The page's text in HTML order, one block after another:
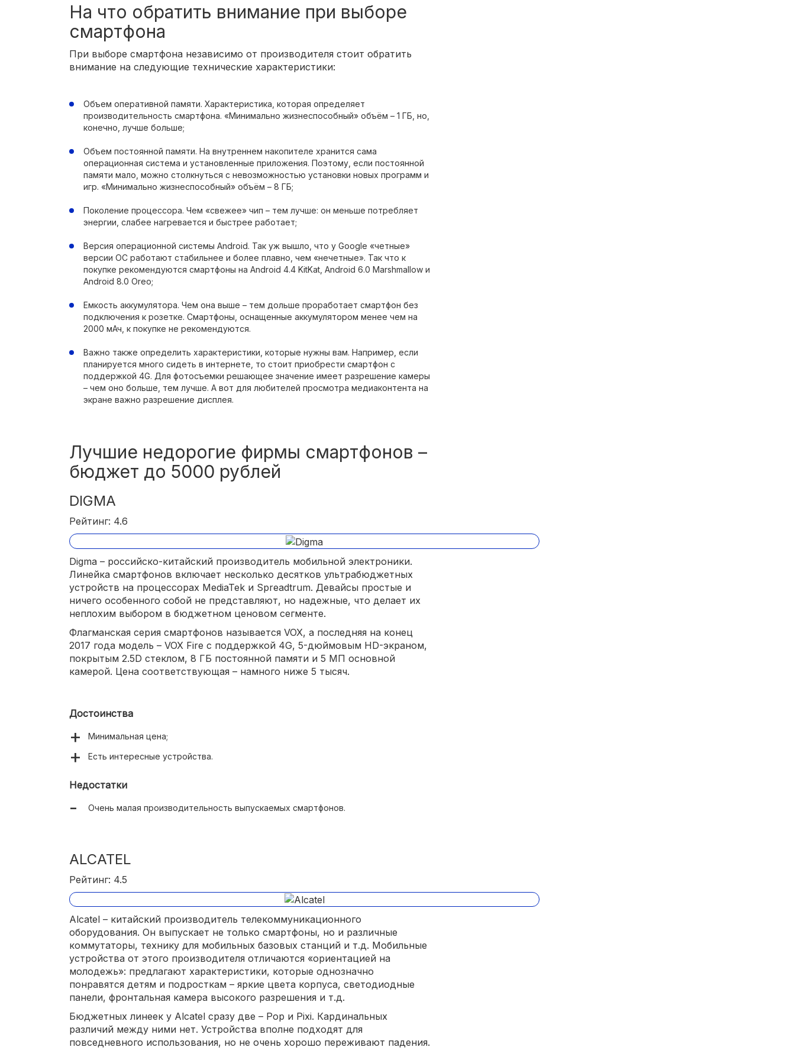
На что обратить внимание при выборе
смартфона
При выборе смартфона независимо от производителя стоит обратить
внимание на следующие технические характеристики:
Объем оперативной памяти. Характеристика, которая определяет
производительность смартфона. «Минимально жизнеспособный» объём – 1 ГБ, но,
конечно, лучше больше;
Объем постоянной памяти. На внутреннем накопителе хранится сама
операционная система и установленные приложения. Поэтому, если постоянной
памяти мало, можно столкнуться с невозможностью установки новых программ и
игр. «Минимально жизнеспособный» объём – 8 ГБ;
Поколение процессора. Чем «свежее» чип – тем лучше: он меньше потребляет
энергии, слабее нагревается и быстрее работает;
Версия операционной системы Android. Так уж вышло, что у Google «четные»
версии ОС работают стабильнее и более плавно, чем «нечетные». Так что к
покупке рекомендуются смартфоны на Android 4.4 KitKat, Android 6.0 Marshmallow и
Android 8.0 Oreo;
Емкость аккумулятора. Чем она выше – тем дольше проработает смартфон без
подключения к розетке. Смартфоны, оснащенные аккумулятором менее чем на
2000 мАч, к покупке не рекомендуются.
Важно также определить характеристики, которые нужны вам. Например, если
планируется много сидеть в интернете, то стоит приобрести смартфон с
поддержкой 4G. Для фотосъемки решающее значение имеет разрешение камеры
– чем оно больше, тем лучше. А вот для любителей просмотра медиаконтента на
экране важно разрешение дисплея.
Лучшие недорогие фирмы смартфонов –
бюджет до 5000 рублей
DIGMA
Рейтинг: 4.6
Digma – российско-китайский производитель мобильной электроники.
Линейка смартфонов включает несколько десятков ультрабюджетных
устройств на процессорах MediaTek и Spreadtrum. Девайсы простые и
ничего особенного собой не представляют, но надежные, что делает их
неплохим выбором в бюджетном ценовом сегменте.
Флагманская серия смартфонов называется VOX, а последняя на конец
2017 года модель – VOX Fire с поддержкой 4G, 5-дюймовым HD-экраном,
покрытым 2.5D стеклом, 8 ГБ постоянной памяти и 5 МП основной
камерой. Цена соответствующая – намного ниже 5 тысяч.
Достоинства
Минимальная цена;
Есть интересные устройства.
Недостатки
Очень малая производительность выпускаемых смартфонов.
ALCATEL
Рейтинг: 4.5
Alcatel – китайский производитель телекоммуникационного
оборудования. Он выпускает не только смартфоны, но и различные
коммутаторы, технику для мобильных базовых станций и т.д. Мобильные
устройства от этого производителя отличаются «ориентацией на
молодежь»: предлагают характеристики, которые однозначно
понравятся детям и подросткам – яркие цвета корпуса, светодиодные
панели, фронтальная камера высокого разрешения и т.д.
Бюджетных линеек у Alcatel сразу две – Pop и Pixi. Кардинальных
различий между ними нет. Устройства вполне подходят для
повседневного использования, но не очень хорошо переживают падения.